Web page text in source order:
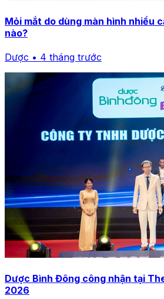
Mỏi mắt do dùng màn hình nhiều
nào?
Dược • 4 tháng trước
Dược Bình Đông công nhận tại
2026